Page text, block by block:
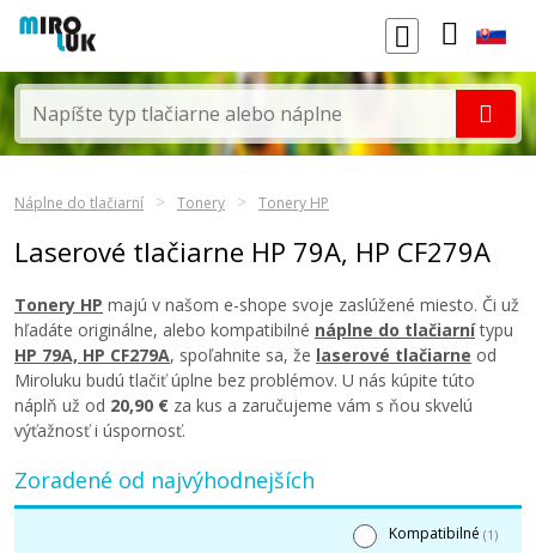
Náplne do tlačiarní Tonery Tonery HP
Laserové tlačiarne HP 79A, HP CF279A
Tonery HP majú v našom e-shope svoje zaslúžené miesto. Či už
hľadáte originálne, alebo kompatibilné náplne do tlačiarnítypu
HP 79A, HP CF279A, spoľahnite sa, že laserové tlačiarne od
Miroluku budú tlačiť úplne bez problémov. U nás kúpite túto
náplň už od 20,90 € za kus a zaručujeme vám s ňou skvelú
výťažnosť i úspornosť.
Zoradené od najvýhodnejších
Kompatibilné (1)